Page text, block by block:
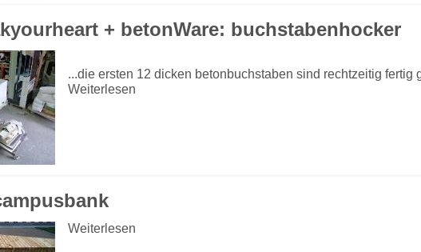
+ betonWare: buchstabenhocker
...die ersten 12 dicken betonbuchstaben sind rechtzeitig fertig
Weiterlesen
Weiterlesen